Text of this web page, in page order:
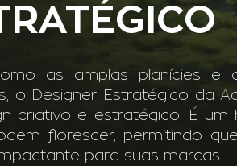
as amplas planícies
o Designer Estratégico da
criativo e estratégico. É
florescer, permitindo
para suas marcas.